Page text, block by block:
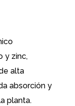
y zinc,
alta
absorción y
planta.